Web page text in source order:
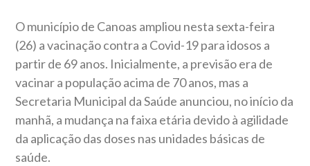
O município de Canoas ampliou nesta sexta-feira
(26) a vacinação contra a Covid-19 para idosos a
partir de 69 anos. Inicialmente, a previsão era de
vacinar a população acima de 70 anos, mas a
Secretaria Municipal da Saúde anunciou, no início da
manhã, a mudança na faixa etária devido à agilidade
da aplicação das doses nas unidades básicas de
saúde.